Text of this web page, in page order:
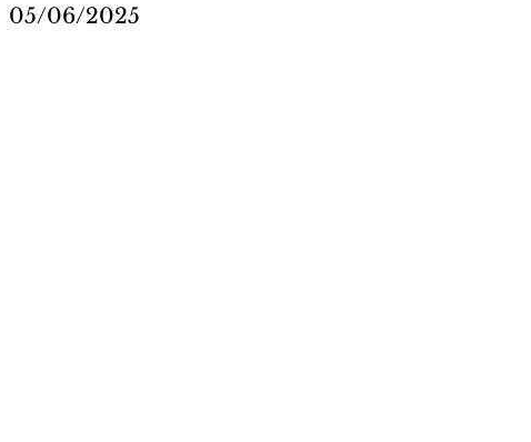
05/06/2025